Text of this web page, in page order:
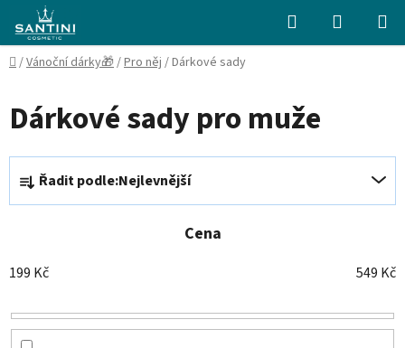
obsah
Hledat
KOŠÍK
Domů
/Vánoční dárky🎁/Pro něj /Dárkové sady
Dárkové sady pro muže
Ř
z
n
í
p
r
Řadit podle:Nejlevnější
Cena
199 Kč 549 Kč